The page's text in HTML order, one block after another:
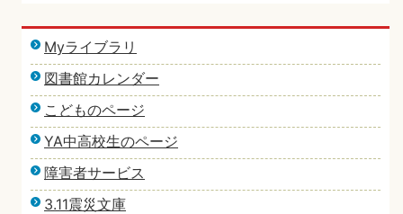
Myライブラリ
図書館カレンダー
こどものページ
YA中高校生のページ
障害者サービス
3.11震災文庫